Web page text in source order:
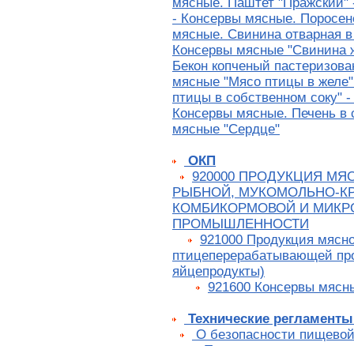
- Консервы мясные.
мясные. Свинина отварная
Консервы мясные "Свинина
Бекон копченый
мясные "Мясо птицы в
птицы в собственном соку"
Консервы мясные. Печень в
мясные "Сердце"
ОКП
920000 ПРОДУКЦИЯ
РЫБНОЙ, МУКОМОЛЬНО-
КОМБИКОРМОВОЙ И
ПРОМЫШЛЕННОСТИ
921000 Продукция
птицеперерабатывающей
яйцепродукты)
921600 Консервы
Технические
О безопасности